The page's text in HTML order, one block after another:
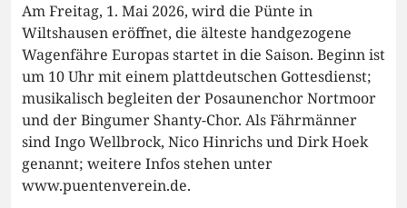
Am Freitag, 1. Mai 2026, wird die Pünte in
Wiltshausen eröffnet, die älteste handgezogene
Wagenfähre Europas startet in die Saison. Beginn ist
um 10 Uhr mit einem plattdeutschen Gottesdienst;
musikalisch begleiten der Posaunenchor Nortmoor
und der Bingumer Shanty-Chor. Als Fährmänner
sind Ingo Wellbrock, Nico Hinrichs und Dirk Hoek
genannt; weitere Infos stehen unter
www.puentenverein.de.